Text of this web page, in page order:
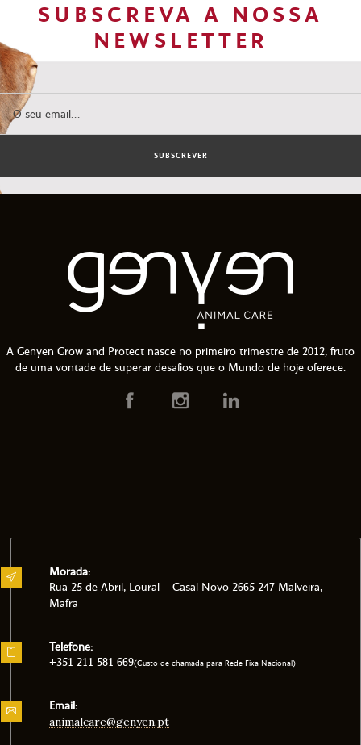
SUBSCREVA A NOSSA
NEWSLETTER
SUBSCREVER
A Genyen Grow and Protect nasce no primeiro trimestre de 2012, fruto
de uma vontade de superar desafios que o Mundo de hoje oferece.
Morada:
Rua 25 de Abril, Loural – Casal Novo 2665-247 Malveira,
Mafra
Telefone:
+351 211 581 669(Custo de chamada para Rede Fixa Nacional)
Email:
animalcare@genyen.pt